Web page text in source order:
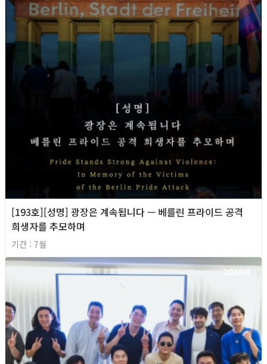
[193호][성명] 광장은 계속됩니다 — 베를린 프라이드 공격
희생자를 추모하며
기간 : 7월
2026년